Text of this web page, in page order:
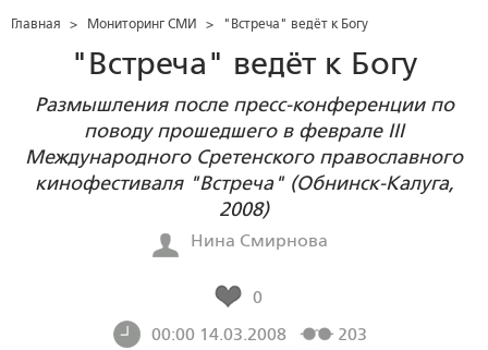
Главная > Мониторинг СМИ > "Встреча" ведёт к Богу
"Встреча" ведёт к Богу
Размышления после пресс-конференции по
поводу прошедшего в феврале III
Международного Сретенского православного
кинофестиваля "Встреча" (Обнинск-Калуга,
2008)
Нина Смирнова
0
00:00 14.03.2008
203